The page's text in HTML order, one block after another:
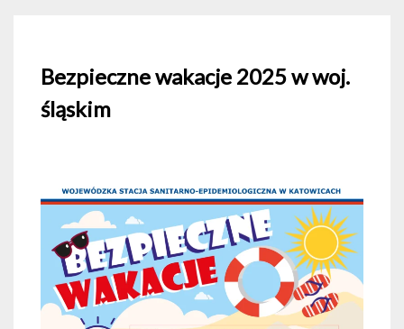
Bezpieczne wakacje 2025 w woj.
śląskim